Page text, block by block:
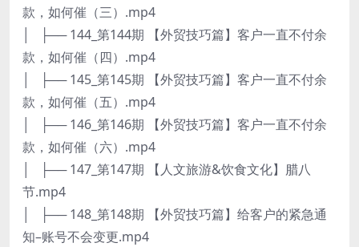
款，如何催（三）.mp4
│ ├── 144_第144期 【外贸技巧篇】客户一直不付余
款，如何催（四）.mp4
│ ├── 145_第145期 【外贸技巧篇】客户一直不付余
款，如何催（五）.mp4
│ ├── 146_第146期 【外贸技巧篇】客户一直不付余
款，如何催（六）.mp4
│ ├── 147_第147期 【人文旅游&饮食文化】腊八
节.mp4
│ ├── 148_第148期 【外贸技巧篇】给客户的紧急通
知–账号不会变更.mp4